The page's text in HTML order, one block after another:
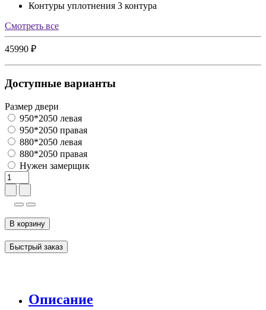
Контуры уплотнения 3 контура
Cмотреть все
45990 ₽
Доступные варианты
Размер двери
950*2050 левая
950*2050 правая
880*2050 левая
880*2050 правая
Нужен замерщик
В корзину
Быстрый заказ
Описание